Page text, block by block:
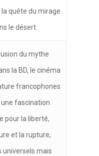
quête du mirage
le désert.
du mythe
la BD, le cinéma
francophones
fascination
pour la liberté,
et la rupture,
universels mais